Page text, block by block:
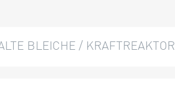
BLEICHE / KRAFTREAKTOR